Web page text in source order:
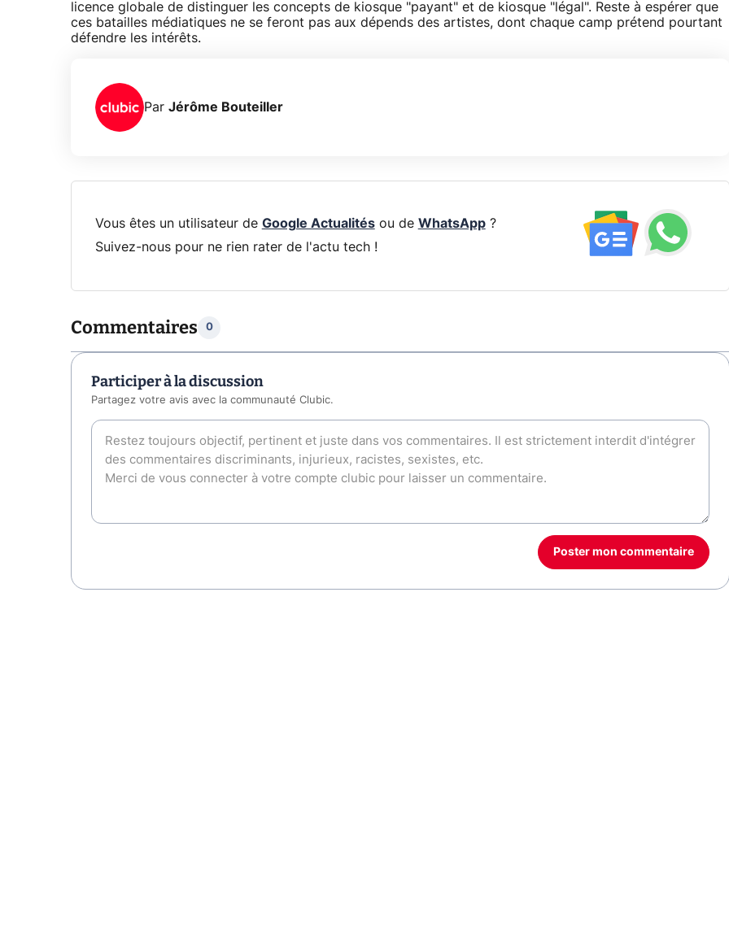
licence globale de distinguer les concepts de kiosque "payant" et de kiosque "légal". Reste à espérer que
ces batailles médiatiques ne se feront pas aux dépends des artistes, dont chaque camp prétend pourtant
défendre les intérêts.
Par Jérôme Bouteiller
Vous êtes un utilisateur de Google Actualitésou de WhatsApp?
Suivez-nous pour ne rien rater de l'actu tech !
Commentaires 0
Participer à la discussion
Partagez votre avis avec la communauté Clubic.
Poster mon commentaire